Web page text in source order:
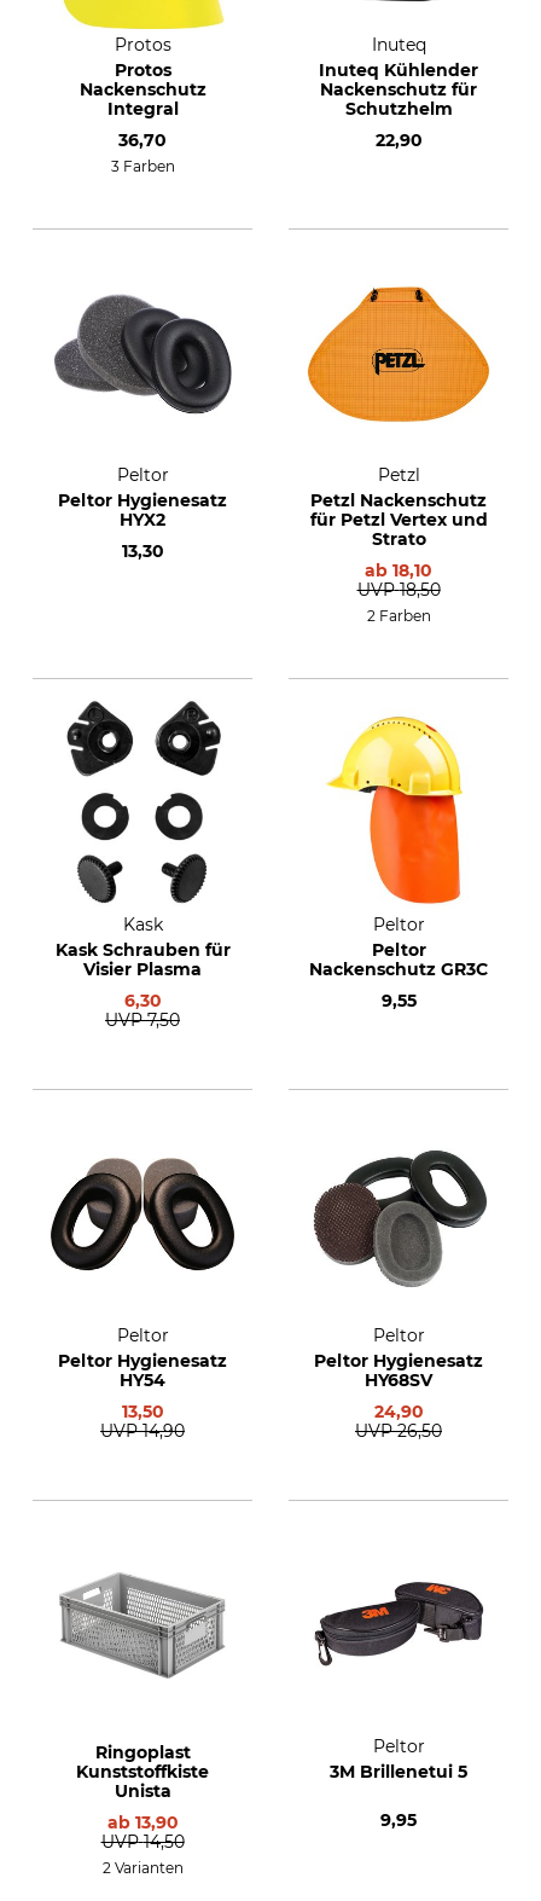
Protos
Protos
Nackenschutz
Integral
36,70
3 Farben
Inuteq
Inuteq Kühlender
Nackenschutz für
Schutzhelm
22,90
Peltor
Peltor Hygienesatz
HYX2
13,30
Petzl
Petzl Nackenschutz
für Petzl Vertex und
Strato
ab 18,10
UVP 18,50
2 Farben
Kask
Kask Schrauben für
Visier Plasma
6,30
UVP 7,50
Peltor
Peltor
Nackenschutz GR3C
9,55
Peltor
Peltor Hygienesatz
HY54
13,50
UVP 14,90
Peltor
Peltor Hygienesatz
HY68SV
24,90
UVP 26,50
Ringoplast
Kunststoffkiste
Unista
ab 13,90
UVP 14,50
2 Varianten
Peltor
3M Brillenetui 5
9,95